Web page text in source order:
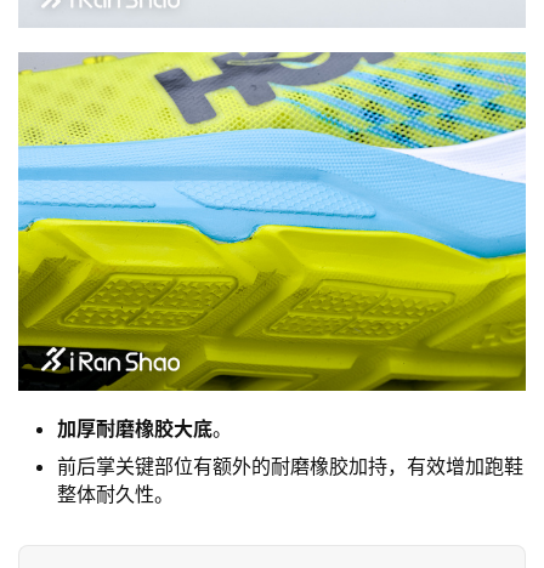
加厚耐磨橡胶大底。
前后掌关键部位有额外的耐磨橡胶加持，有效增加跑鞋
整体耐久性。